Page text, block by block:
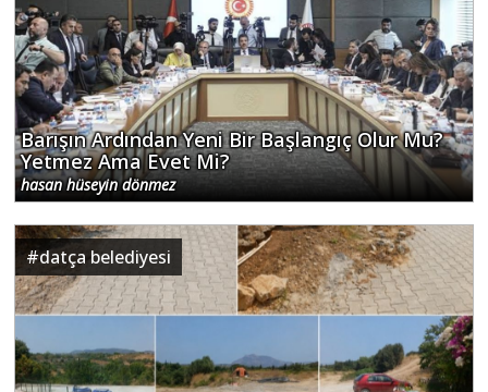
Barışın Ardından Yeni Bir Başlangıç Olur Mu?
Yetmez Ama Evet Mi?
hasan hüseyin dönmez
#datça belediyesi